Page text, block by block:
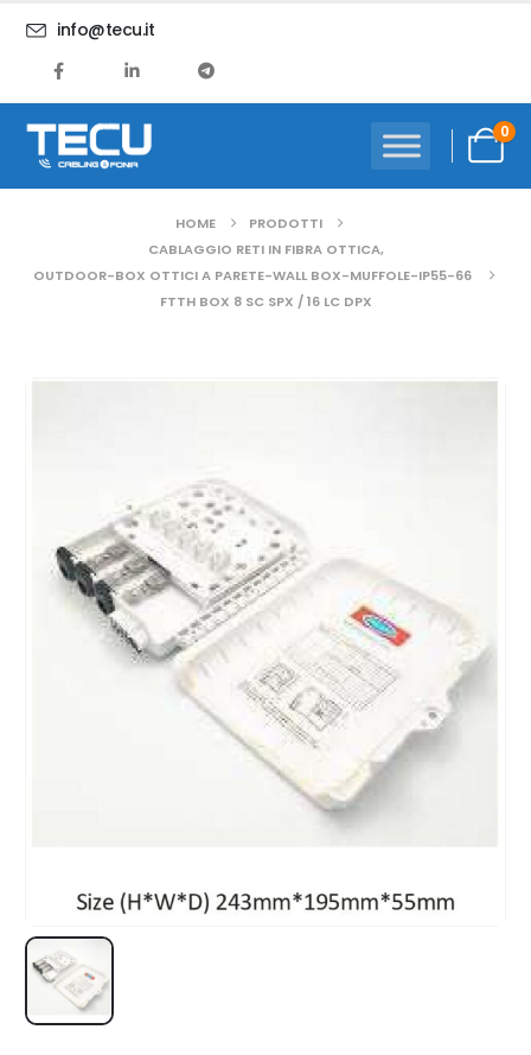
info@tecu.it
0
HOME
PRODOTTI
CABLAGGIO RETI IN FIBRA OTTICA,
OUTDOOR-BOX OTTICI A PARETE-WALL BOX-MUFFOLE-IP55-66
FTTH BOX 8 SC SPX / 16 LC DPX